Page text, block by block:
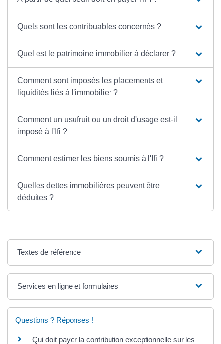
Quels sont les contribuables concernés ?
Quel est le patrimoine immobilier à déclarer ?
Comment sont imposés les placements et
liquidités liés à l'immobilier ?
Comment un usufruit ou un droit d'usage est-il
imposé à l'Ifi ?
Comment estimer les biens soumis à l'Ifi ?
Quelles dettes immobilières peuvent être
déduites ?
Textes de référence
Services en ligne et formulaires
Questions ? Réponses !
Qui doit payer la contribution exceptionnelle sur les